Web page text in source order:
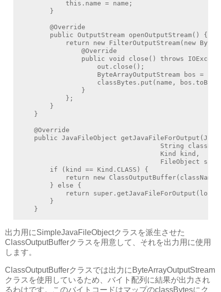
            this.name = name;
        }
        @Override
        public OutputStream openOutputStream() {
return new FilterOutputStream(new
                @Override
public void close() throws
                    out.close();
ByteArrayOutputStream bos =
classBytes.put(name,
                }
            };
        }
    }
    @Override
public JavaFileObject
String
                                    Kind kind,
FileObject
        if (kind == Kind.CLASS) {
return new
        } else {
return
        }
    }
出力用にSimpleJavaFileObjectクラスを派生させた
ClassOutputBufferクラスを用意して、それを出力用に使用
します。
ClassOutputBufferクラスでは出力にByteArrayOutputStream
クラスを使用しているため、バイト配列に結果が出力され
るわけです。このバイトコードはマップのclassBytesにク